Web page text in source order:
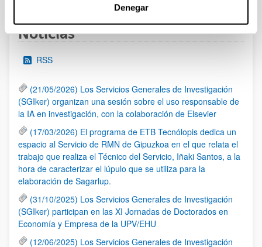
Denegar
Noticias
RSS
(21/05/2026) Los Servicios Generales de Investigación
(SGIker) organizan una sesión sobre el uso responsable de
la IA en investigación, con la colaboración de Elsevier
(17/03/2026) El programa de ETB Tecnólopis dedica un
espacio al Servicio de RMN de Gipuzkoa en el que relata el
trabajo que realiza el Técnico del Servicio, Iñaki Santos, a la
hora de caracterizar el lúpulo que se utiliza para la
elaboración de Sagarlup.
(31/10/2025) Los Servicios Generales de Investigación
(SGIker) participan en las XI Jornadas de Doctorados en
Economía y Empresa de la UPV/EHU
(12/06/2025) Los Servicios Generales de Investigación